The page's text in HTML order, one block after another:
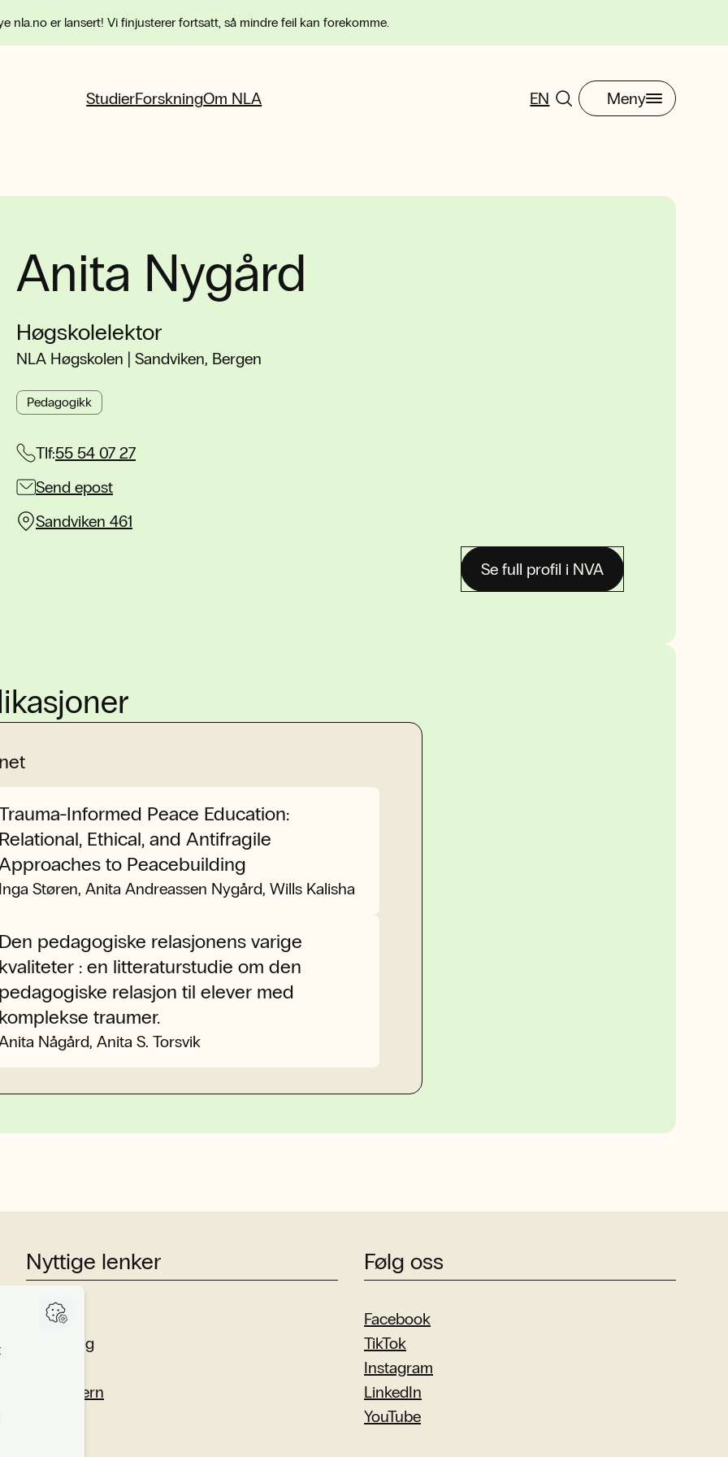
nla.no er lansert! Vi finjusterer fortsatt, så mindre feil kan forekomme.
StudierForskningOm NLA EN Meny
Anita Nygård
Høgskolelektor
NLA Høgskolen | Sandviken, Bergen
Pedagogikk
Tlf:55 54 07 27
Send epost
Sandviken 461
Se full profil i NVA
Informed Peace Education:
Ethical, and Antifragile
to Peacebuilding
Støren, Anita Andreassen Nygård, Wills Kalisha
pedagogiske relasjonens varige
: en litteraturstudie om den
relasjon til elever med
traumer.
Någård, Anita S. Torsvik
Nyttige lenker
Studier
Forskning
Personvern
Følg oss
Facebook
TikTok
Instagram
LinkedIn
YouTube